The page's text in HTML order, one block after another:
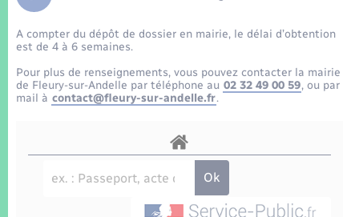
Etat-civil - Papiers - Citoyenneté
Mariage – PACS
Parrainage civil
Logement - Urbanisme
Nouvel habitant
Transports scolaires
Travaux - Autorisation d’occupation de l’espace
public
Compétences
Plan interactif
A compter du dépôt de dossier en mairie, le délai d’obtention
est de 4 à 6 semaines.
Pour plus de renseignements, vous pouvez contacter la mairie
de Fleury-sur-Andelle par téléphone au 02 32 49 00 59, ou par
mail à contact@fleury-sur-andelle.fr.